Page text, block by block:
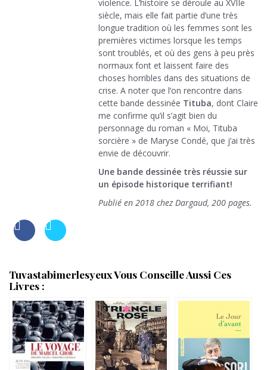
violence. L’histoire se déroule au XVIIe
siècle, mais elle fait partie d’une très
longue tradition où les femmes sont les
premières victimes lorsque les temps
sont troublés, et où des gens à peu près
normaux font et laissent faire des
choses horribles dans des situations de
crise. A noter que l’on rencontre dans
cette bande dessinée Tituba, dont Claire
me confirme qu’il s’agit bien du
personnage du roman « Moi, Tituba
sorcière » de Maryse Condé, que j’ai très
envie de découvrir.
Une bande dessinée très réussie sur
un épisode historique terrifiant!
Publié en 2018 chez Dargaud, 200 pages.
Tuvastabimerlesyeux Vous Conseille Aussi Ces
Livres :